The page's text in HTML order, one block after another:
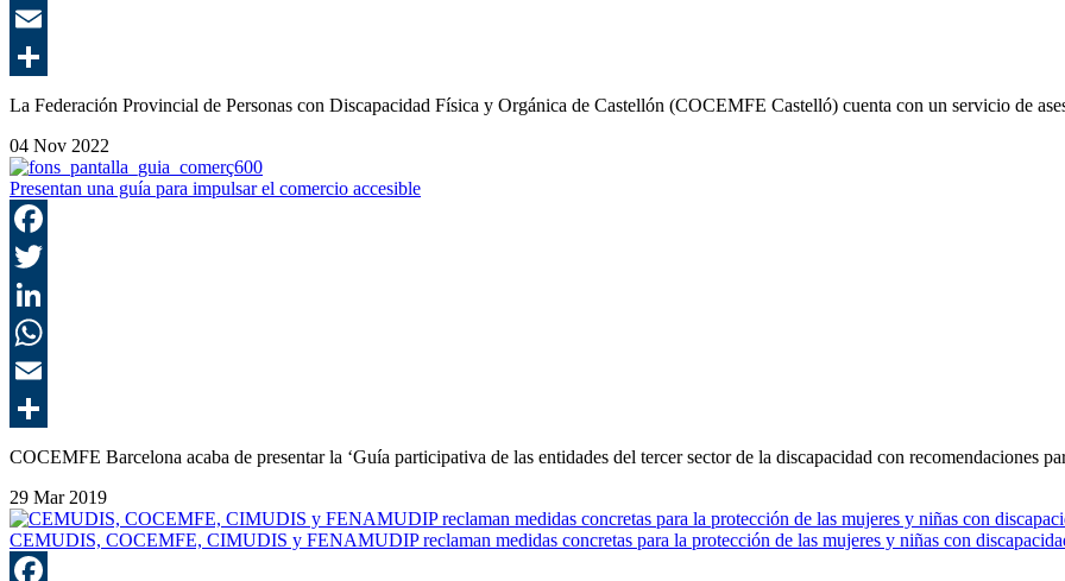
La Federación Provincial de Personas con Discapacidad Física y Orgánica de Castellón (COCEMFE Castelló) cuenta con un servicio de
04 Nov 2022
Presentan una guía para impulsar el comercio accesible
COCEMFE Barcelona acaba de presentar la ‘Guía participativa de las entidades del tercer sector de la discapacidad con recomendaciones
29 Mar 2019
CEMUDIS, COCEMFE, CIMUDIS y FENAMUDIP reclaman medidas concretas para la protección de las mujeres y niñas con